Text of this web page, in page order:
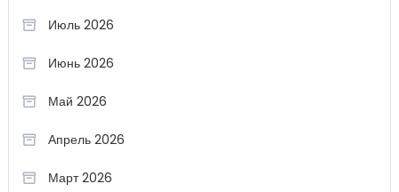
Июль 2026
Июнь 2026
Май 2026
Апрель 2026
Март 2026